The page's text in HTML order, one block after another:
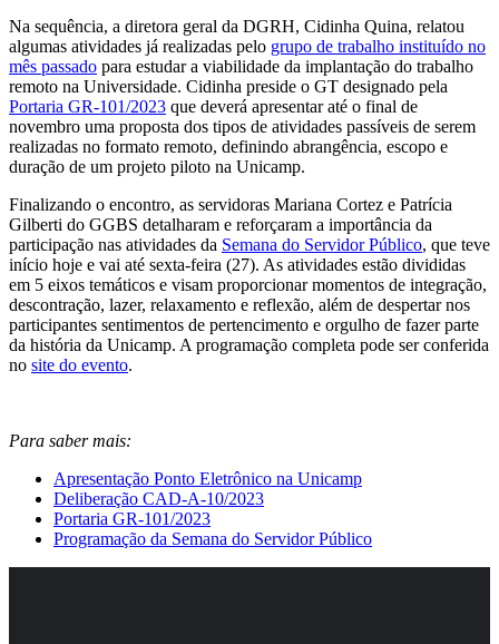
Na sequência, a diretora geral da DGRH, Cidinha Quina, relatou
algumas atividades já realizadas pelo grupo de trabalho instituído no
mês passado para estudar a viabilidade da implantação do trabalho
remoto na Universidade. Cidinha preside o GT designado pela
Portaria GR-101/2023 que deverá apresentar até o final de
novembro uma proposta dos tipos de atividades passíveis de serem
realizadas no formato remoto, definindo abrangência, escopo e
duração de um projeto piloto na Unicamp.
Finalizando o encontro, as servidoras Mariana Cortez e Patrícia
Gilberti do GGBS detalharam e reforçaram a importância da
participação nas atividades da Semana do Servidor Público, que teve
início hoje e vai até sexta-feira (27). As atividades estão divididas
em 5 eixos temáticos e visam proporcionar momentos de integração,
descontração, lazer, relaxamento e reflexão, além de despertar nos
participantes sentimentos de pertencimento e orgulho de fazer parte
da história da Unicamp. A programação completa pode ser conferida
no site do evento.
Para saber mais:
Apresentação Ponto Eletrônico na Unicamp
Deliberação CAD-A-10/2023
Portaria GR-101/2023
Programação da Semana do Servidor Público